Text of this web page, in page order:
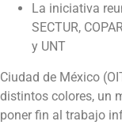
La iniciativa
SECTUR,
y UNT
Ciudad de México
distintos colores, un
poner fin al trabajo